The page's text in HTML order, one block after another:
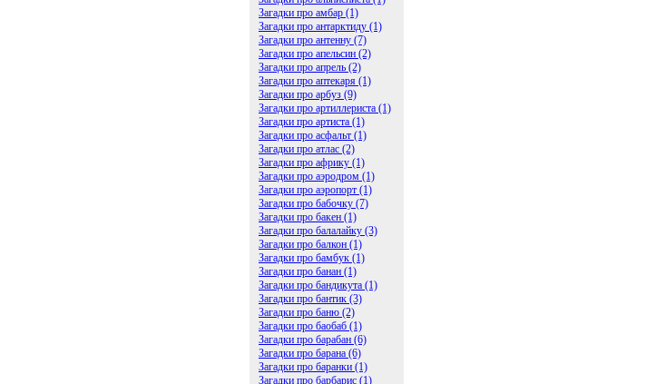
Загадки про амбар (1)
Загадки про антарктиду (1)
Загадки про антенну (7)
Загадки про апельсин (2)
Загадки про апрель (2)
Загадки про аптекаря (1)
Загадки про арбуз (9)
Загадки про артиллериста (1)
Загадки про артиста (1)
Загадки про асфальт (1)
Загадки про атлас (2)
Загадки про африку (1)
Загадки про аэродром (1)
Загадки про аэропорт (1)
Загадки про бабочку (7)
Загадки про бакен (1)
Загадки про балалайку (3)
Загадки про балкон (1)
Загадки про бамбук (1)
Загадки про банан (1)
Загадки про бандикута (1)
Загадки про бантик (3)
Загадки про баню (2)
Загадки про баобаб (1)
Загадки про барабан (6)
Загадки про барана (6)
Загадки про баранки (1)
Загадки про барбарис (1)